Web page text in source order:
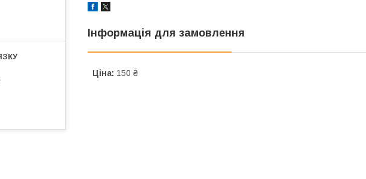
Інформація для замовлення
Ціна: 150 ₴